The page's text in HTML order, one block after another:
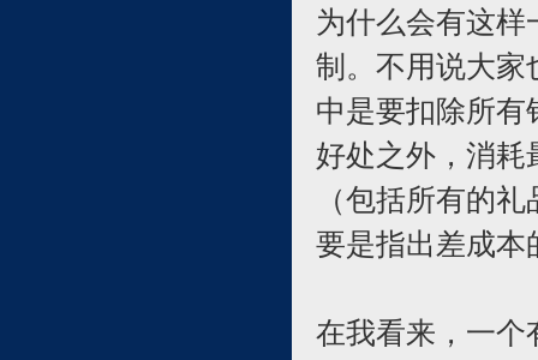
为什么会有这
制。不用说大家
中是要扣除所有
好处之外，消耗
（包括所有的
要是指出差成本
在我看来，一个